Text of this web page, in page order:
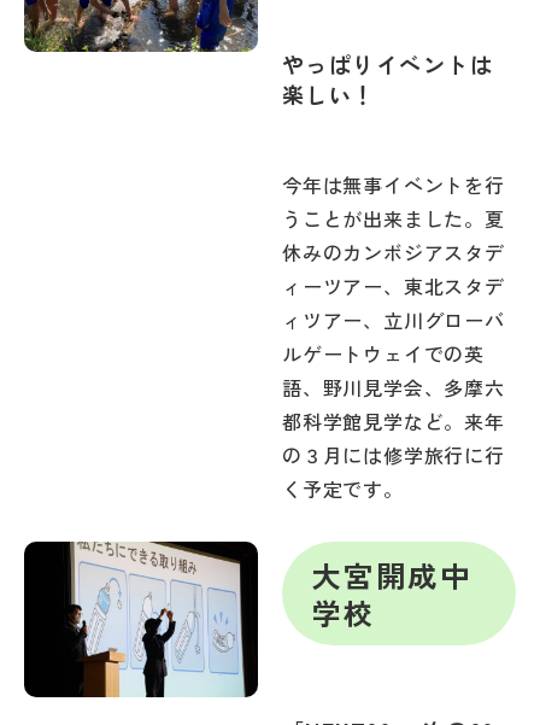
やっぱりイベントは
楽しい！
今年は無事イベントを行
うことが出来ました。夏
休みのカンボジアスタデ
ィーツアー、東北スタデ
ィツアー、立川グローバ
ルゲートウェイでの英
語、野川見学会、多摩六
都科学館見学など。来年
の３月には修学旅行に行
く予定です。
大宮開成中
学校